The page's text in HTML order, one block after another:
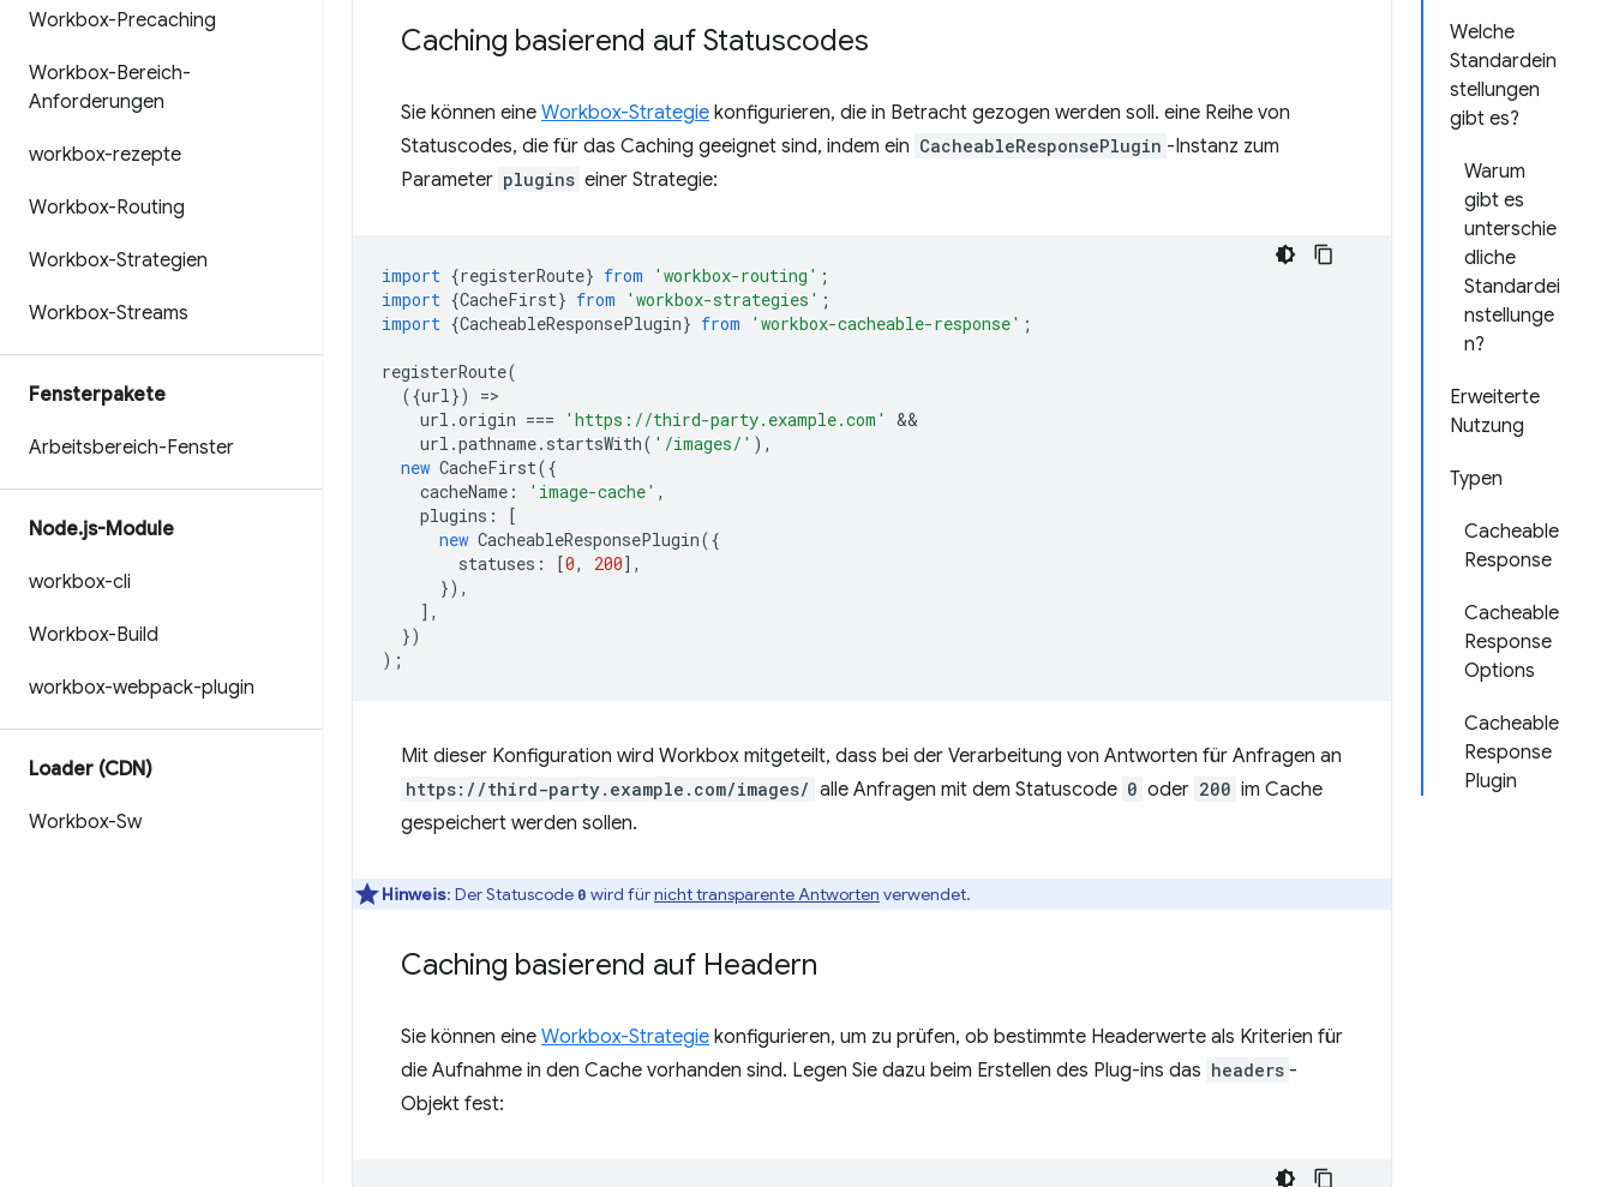
Workbox-Precaching
Workbox-Bereich-
Anforderungen
workbox-rezepte
Workbox-Routing
Workbox-Strategien
Workbox-Streams
Fensterpakete
Arbeitsbereich-Fenster
Node.js-Module
workbox-cli
Workbox-Build
workbox-webpack-plugin
Loader (CDN)
Workbox-Sw
Welche
Standardein
stellungen
gibt es?
Warum
gibt es
unterschie
dliche
Standardei
nstellunge
n?
Erweiterte
Nutzung
Typen
Cacheable
Response
Cacheable
Response
Options
Cacheable
Response
Plugin
Caching basierend auf Statuscodes
Sie können eine Workbox-Strategie konfigurieren, die in Betracht gezogen werden soll. eine Reihe von
Statuscodes, die für das Caching geeignet sind, indem ein CacheableResponsePlugin -Instanz zum
Parameter plugins einer Strategie:
import {registerRoute} from 'workbox-routing' ;
import {CacheFirst} from 'workbox-strategies' ;
import {CacheableResponsePlugin} from 'workbox-cacheable-response' ;
registerRoute(
({url}) =
url .origin === 'https://third-party.example.com'
url .pathname. startsWith( '/images/' ),
new CacheFirst({
cacheName : 'image-cache' ,
plugins :
[
new CacheableResponsePlugin({
statuses : [0, 200],
}),
],
})
);
Mit dieser Konfiguration wird Workbox mitgeteilt, dass bei der Verarbeitung von Antworten für Anfragen an
https://third-party.example.com/images/ alle Anfragen mit dem Statuscode 0 oder 200 im Cache
gespeichert werden sollen.
Hinweis: Der Statuscode 0 wird fürnicht transparente Antworten verwendet.
Caching basierend auf Headern
Sie können eine Workbox-Strategie konfigurieren, um zu prüfen, ob bestimmte Headerwerte als Kriterien für
die Aufnahme in den Cache vorhanden sind. Legen Sie dazu beim Erstellen des Plug-ins das headers -
Objekt fest: